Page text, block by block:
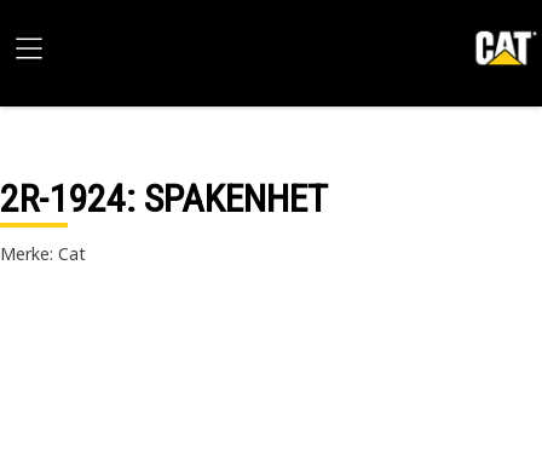
2R-1924: SPAKENHET
Merke: Cat